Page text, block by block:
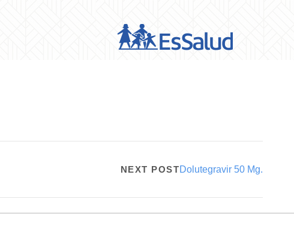
NEXT POSTDolutegravir 50 Mg.